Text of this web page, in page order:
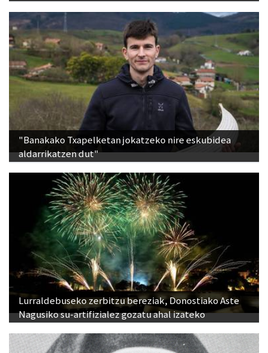
"Banakako Txapelketan jokatzeko nire eskubidea
aldarrikatzen dut"
Lurraldebuseko zerbitzu bereziak, Donostiako Aste
Nagusiko su-artifizialez gozatu ahal izateko